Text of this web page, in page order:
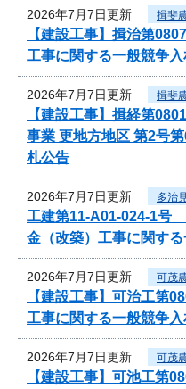
2026年7月7日更新 揖斐
【建設工事】揖治第
工事に関する一般競争
2026年7月7日更新 揖斐
【建設工事】揖経第
事業 更地方地区 第2号
札公告
2026年7月7日更新 多治
工建第11-A01-024-1
金（改築）工事に関す
2026年7月7日更新 可茂
【建設工事】可治工第
工事に関する一般競争
2026年7月7日更新 可茂
【建設工事】可池工第